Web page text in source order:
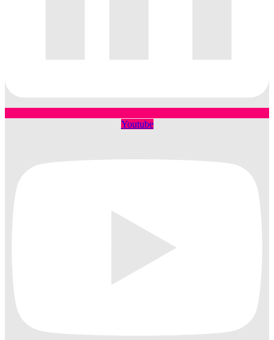
Youtube